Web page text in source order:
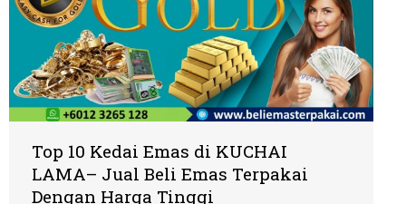
Top 10 Kedai Emas di KUCHAI
LAMA– Jual Beli Emas Terpakai
Dengan Harga Tinggi